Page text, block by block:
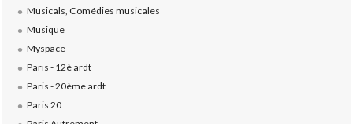
Musicals, Comédies musicales
Musique
Myspace
Paris - 12è ardt
Paris - 20ème ardt
Paris 20